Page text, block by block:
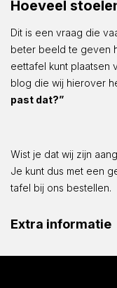
Hoeveel
Dit is een vraag die
beter beeld te geven
eettafel kunt plaatsen
blog die wij hierover
past dat?”
Wist je dat wij zijn
Je kunt dus met een
tafel bij ons bestellen.
Extra informatie